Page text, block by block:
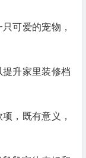
可爱的宠物，
提升家里装修档
，既有意义，